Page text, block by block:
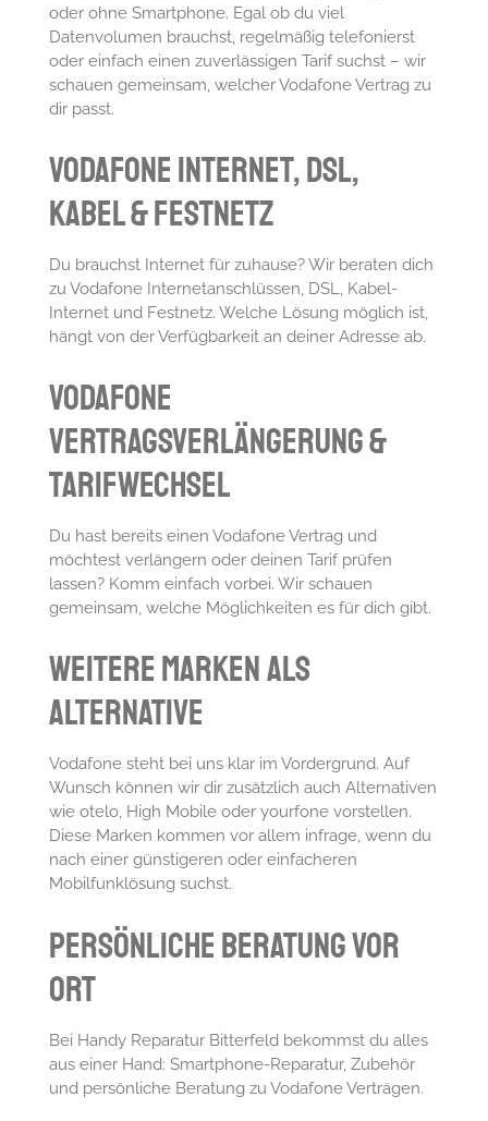
oder ohne Smartphone. Egal ob du viel
Datenvolumen brauchst, regelmäßig telefonierst
oder einfach einen zuverlässigen Tarif suchst – wir
schauen gemeinsam, welcher Vodafone Vertrag zu
dir passt.
Vodafone Internet, DSL,
Kabel & Festnetz
Du brauchst Internet für zuhause? Wir beraten dich
zu Vodafone Internetanschlüssen, DSL, Kabel-
Internet und Festnetz. Welche Lösung möglich ist,
hängt von der Verfügbarkeit an deiner Adresse ab.
Vodafone
Vertragsverlängerung &
Tarifwechsel
Du hast bereits einen Vodafone Vertrag und
möchtest verlängern oder deinen Tarif prüfen
lassen? Komm einfach vorbei. Wir schauen
gemeinsam, welche Möglichkeiten es für dich gibt.
Weitere Marken als
Alternative
Vodafone steht bei uns klar im Vordergrund. Auf
Wunsch können wir dir zusätzlich auch Alternativen
wie otelo, High Mobile oder yourfone vorstellen.
Diese Marken kommen vor allem infrage, wenn du
nach einer günstigeren oder einfacheren
Mobilfunklösung suchst.
Persönliche Beratung vor
Ort
Bei Handy Reparatur Bitterfeld bekommst du alles
aus einer Hand: Smartphone-Reparatur, Zubehör
und persönliche Beratung zu Vodafone Verträgen.